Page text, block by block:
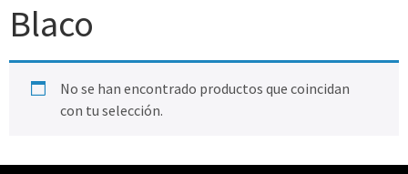
Blaco
No se han encontrado productos que coincidan
con tu selección.